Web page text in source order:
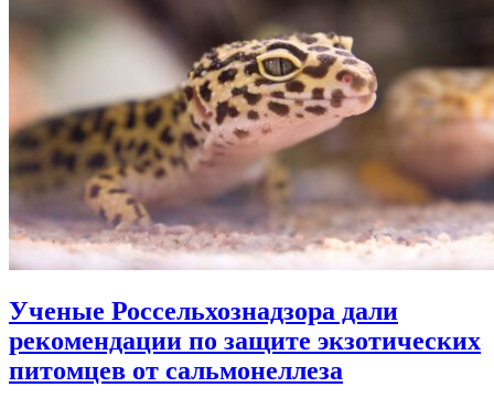
Ученые Россельхознадзора дали
рекомендации по защите экзотических
питомцев от сальмонеллеза